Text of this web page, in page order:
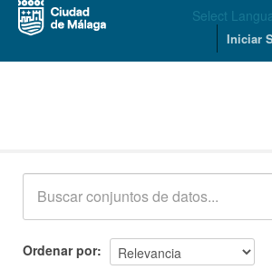
Select
Iniciar
Ordenar por